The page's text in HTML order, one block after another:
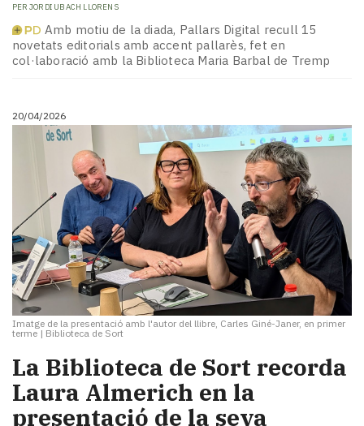
PER JORDI UBACH LLORENS
Amb motiu de la diada, Pallars Digital recull 15
novetats editorials amb accent pallarès, fet en
col·laboració amb la Biblioteca Maria Barbal de Tremp
20/04/2026
Imatge de la presentació amb l'autor del llibre, Carles Giné-Janer, en primer
terme | Biblioteca de Sort
La Biblioteca de Sort recorda
Laura Almerich en la
presentació de la seva